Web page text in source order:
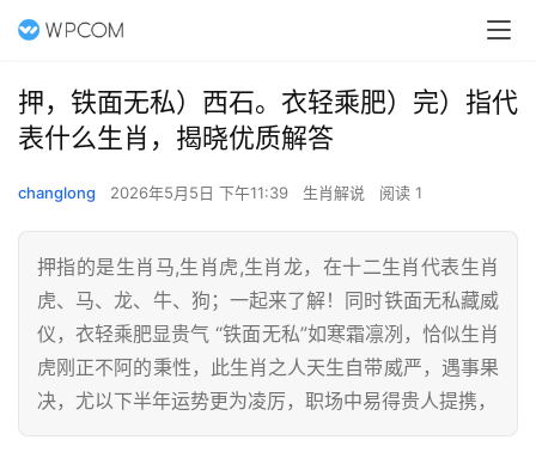
押，铁面无私）西石。衣轻乘肥）完）指代
表什么生肖，揭晓优质解答
changlong 2026年5月5日 下午11:39 生肖解说 阅读 1
押指的是生肖马,生肖虎,生肖龙，在十二生肖代表生肖
虎、马、龙、牛、狗；一起来了解！同时铁面无私藏威
仪，衣轻乘肥显贵气 “铁面无私”如寒霜凛冽，恰似生肖
虎刚正不阿的秉性，此生肖之人天生自带威严，遇事果
决，尤以下半年运势更为凌厉，职场中易得贵人提携，